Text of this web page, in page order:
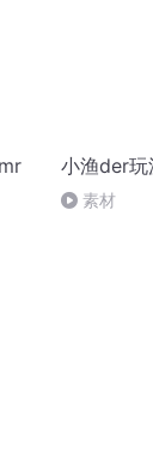
小渔der
素材